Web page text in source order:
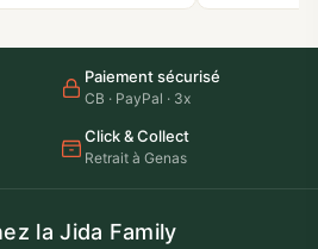
Paiement sécurisé
CB · PayPal · 3x
Click & Collect
Retrait à Genas
la Jida Family